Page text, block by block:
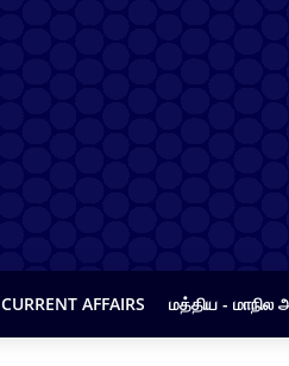
CURRENT AFFAIRS மத்திய - மாநில